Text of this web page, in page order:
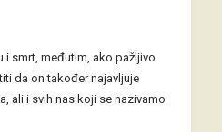
i smrt, međutim, ako pažljivo
da on također najavljuje
ali i svih nas koji se nazivamo